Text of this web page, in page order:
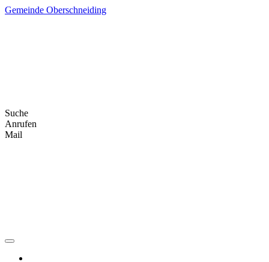
Skip
Gemeinde Oberschneiding
Suche
Anrufen
Mail